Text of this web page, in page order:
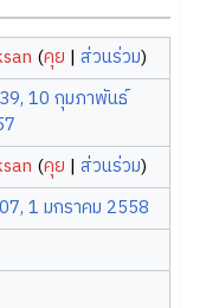
(คุย |ส่วนร่วม)
10 กุมภาพันธ์
(คุย |ส่วนร่วม)
1 มกราคม 2558